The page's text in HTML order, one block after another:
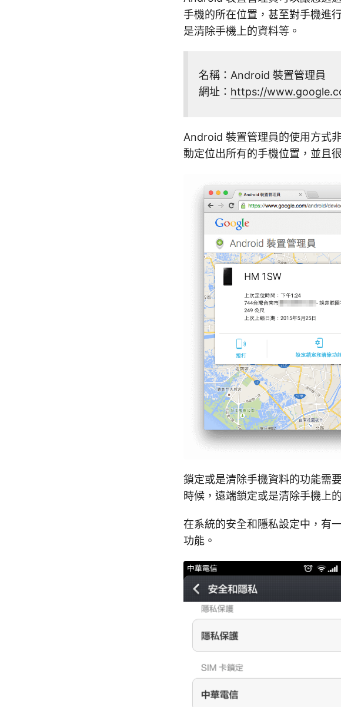
手機的所在位置，甚至對手機進
是清除手機上的資料等。
名稱：Android 裝置管理員
網址： https://
Android 裝置管理員的使用方式
動定位出所有的手機位置，並且
鎖定或是清除手機資料的功能需
時候，遠端鎖定或是清除手機上
在系統的安全和隱私設定中，有
功能。